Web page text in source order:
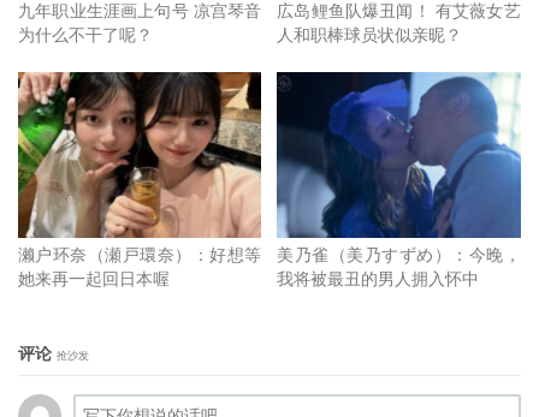
九年职业生涯画上句号 凉宫琴音
为什么不干了呢？
広岛鲤鱼队爆丑闻！ 有艾薇女艺
人和职棒球员状似亲昵？
濑户环奈（瀬戸環奈）：好想等
她来再一起回日本喔
美乃雀（美乃すずめ）：今晚，
我将被最丑的男人拥入怀中
评论 抢沙发